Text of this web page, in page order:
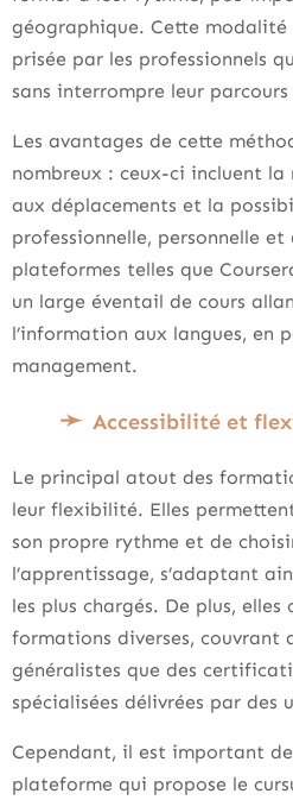
géographique. Cette
prisée par les professionnels
sans interrompre leur
Les avantages de cette
nombreux : ceux-ci incluent la
aux déplacements et la
professionnelle, personnelle
plateformes telles que
un large éventail de cours
l’information aux langues, en
management.
Accessibilité et
Le principal atout des
leur flexibilité. Elles
son propre rythme et de
l’apprentissage, s’adaptant
les plus chargés. De plus,
formations diverses, couvrant
généralistes que des
spécialisées délivrées par des
Cependant, il est important
plateforme qui propose le